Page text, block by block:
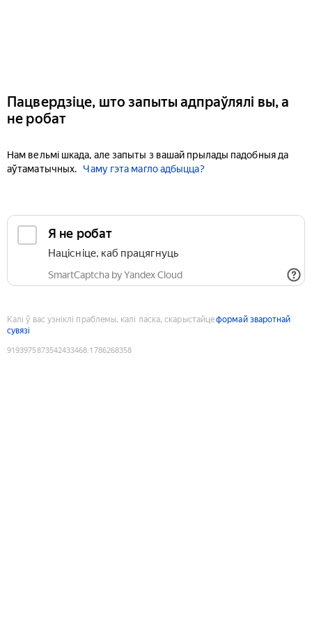
Пацвердзіце, што запыты адпраўлялі вы, а
не робат
Нам вельмі шкада, але запыты з вашай прылады падобныя да
аўтаматычных.
Чаму гэта магло адбыцца?
Я не робат
Націсніце, каб працягнуць
SmartCaptcha by Yandex Cloud
Калі ў вас узніклі праблемы, калі ласка, скарыстайцеформай зваротнай
сувязі
9193975873542433468:1786268358